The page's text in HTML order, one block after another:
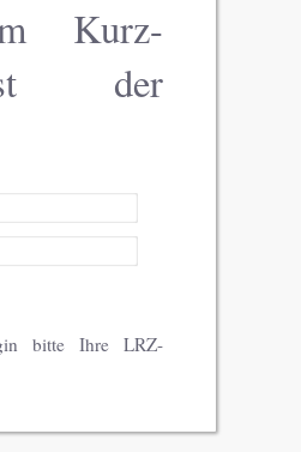
Kurz-
der
bitte Ihre LRZ-